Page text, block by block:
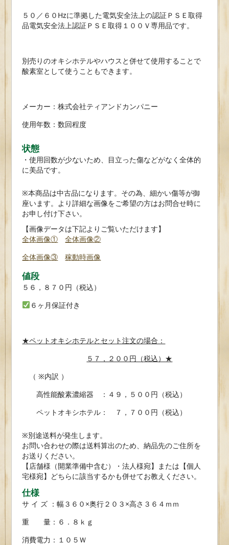
５０／６０Hzに準拠した電気安全法上の認証ＰＳＥ取得
品電気安全法上認証ＰＳＥ取得１００Ｖ専用品です。
別売りのオキシホテルやハウスと併せて使用することで
酸素室として使うこともできます。
メーカー：株式会社ティアンドカンパニー
使用年数：数回程度
状態
・使用回数が少ないため、目立った傷などがなく全体的
に美品です。
※本商品は中古品になります。その為、細かい傷等が御
座います。より詳細な画像をご希望の方はお問合せ時に
お申し付け下さい。
【画像データは下記よりご覧いただけます】
全体画像①
全体画像②
全体画像③
稼動時画像
値段
５６，８７０円（税込）
６ヶ月保証付き
★ペットオキシホテルとセット注文の場合：
５７，２００円（税込）★
（ ※内訳 ）
高性能酸素濃縮器 ：４９，５００円（税込）
ペットオキシホテル： ７，７００円（税込）
※別途送料が発生します。
お問い合わせの際は送料算出のため、納品先のご住所を
お送りください。
【店舗様（開業準備中含む）・法人様宛】または【個人
宅様宛】どちらに該当するかも併せてお教えください。
仕様
サ イ ズ ：幅３６０×奥行２０３×高さ３６４ｍｍ
重 量：６．８ｋｇ
消費電力：１０５Ｗ